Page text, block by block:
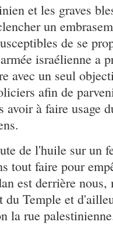
et les graves
un
de se
israélienne a
avec un seul
afin de
avoir à faire usage
de l'huile sur un
tout faire pour
est derrière nous,
du Temple et
la rue